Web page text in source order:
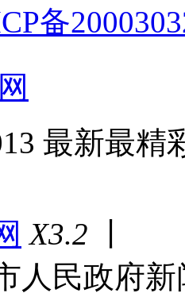
备
最新最
X3.2
人民政府